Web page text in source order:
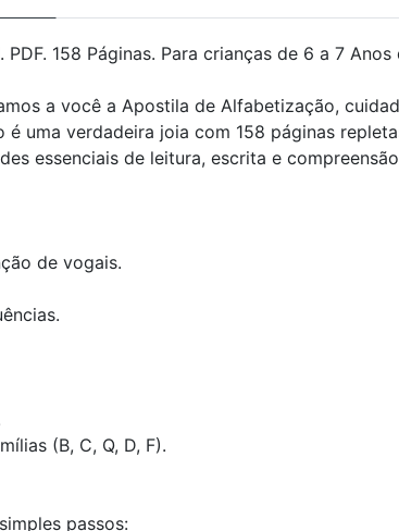
PDF. 158 Páginas. Para crianças de 6 a 7 Anos
a você a Apostila de Alfabetização,
uma verdadeira joia com 158 páginas
essenciais de leitura, escrita e
de vogais.
(B, C, Q, D, F).
passos: